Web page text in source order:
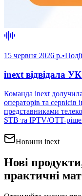
15 червня 2026 р.•Події
inext відвідала
Команда inext
операторів та сервісів
представниками
STB та IPTV/OTT-
Новини inext
Нові
практичні